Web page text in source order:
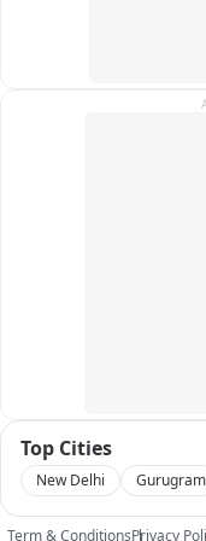
Top Cities
New Delhi Gurugram
Term & ConditionsPrivacy